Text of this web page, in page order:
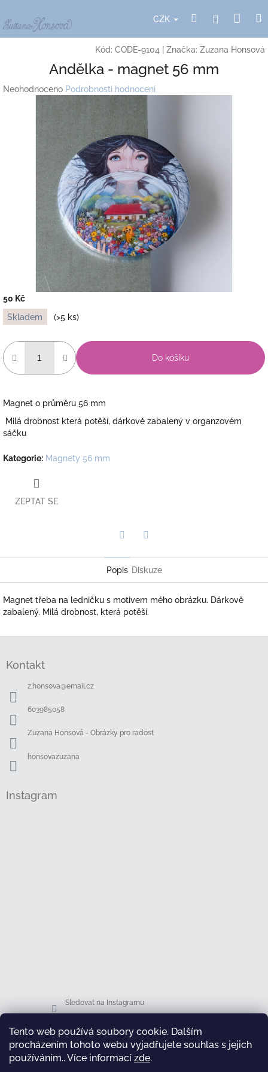
Tento web používá soubory cookie. Dalším
procházením tohoto webu vyjadřujete souhlas s jejich
používáním.. Více informací zde.
na
obsah
CZK HledatPřihlášení
Kód: CODE-9104 Značka: Zuzana Honsová
Andělka - magnet 56 mm
Průměrné
Neohodnoceno Podrobnosti hodnocení
50 Kč
Měrná
cena:
Skladem (>5 ks)
Do košíku
Magnet o průměru 56 mm
Milá drobnost která potěší, dárkově zabalený v organzovém
sáčku
Kategorie: Magnety 56 mm
ZEPTAT SE
Popis Diskuze
Magnet třeba na ledničku s motivem mého obrázku. Dárkově
zabalený. Milá drobnost, která potěší.
Kontakt
z.honsova@email.cz
603985058
Zuzana Honsová - Obrázky pro radost
honsovazuzana
Instagram
Sledovat na Instagramu
Facebook